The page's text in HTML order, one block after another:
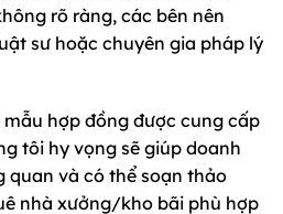
rõ ràng, các bên nên
sư hoặc chuyên gia pháp lý
hợp đồng được cung cấp
tôi hy vọng sẽ giúp doanh
quan và có thể soạn thảo
nhà xưởng/kho bãi phù hợp